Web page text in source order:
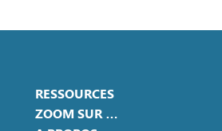
RESSOURCES
ZOOM SUR …